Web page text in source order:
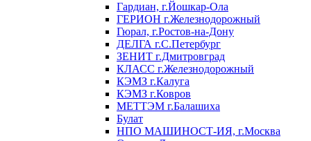
Гардиан, г.Йошкар-Ола
ГЕРИОН г.Железнодорожный
Гюрал, г.Ростов-на-Дону
ДЕЛГА г.С.Петербург
ЗЕНИТ г.Дмитровград
КЛАСС г.Железнодорожный
КЭМЗ г.Калуга
КЭМЗ г.Ковров
МЕТТЭМ г.Балашиха
Булат
НПО МАШИНОСТ-ИЯ, г.Москва